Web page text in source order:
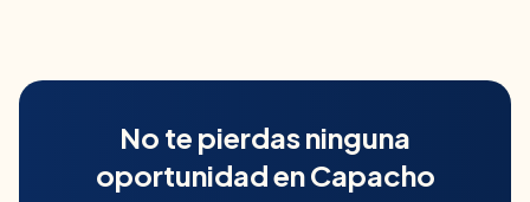
No te pierdas ninguna
oportunidad enCapacho